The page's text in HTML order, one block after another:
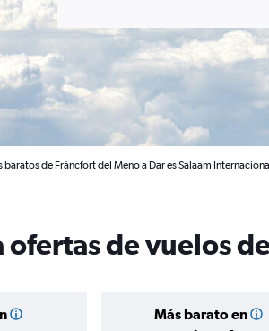
baratos de Fráncfort del Meno a Dar es Salaam
ofertas de vuelos
Más barato en